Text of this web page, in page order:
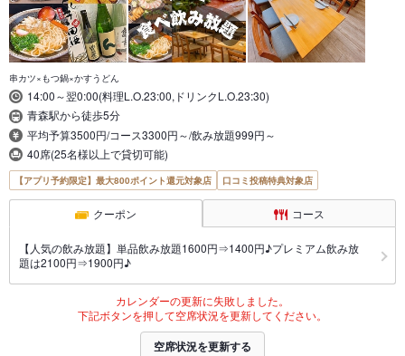
串カツ×もつ鍋×かすうどん
14:00～翌0:00(料理L.O.23:00,ドリンクL.O.23:30)
青森駅から徒歩5分
平均予算3500円/コース3300円～/飲み放題999円～
40席(25名様以上で貸切可能)
【アプリ予約限定】最大800ポイント還元対象店 口コミ投稿特典対象店
クーポン コース
【人気の飲み放題】単品飲み放題1600円⇒1400円♪プレミアム飲み放
題は2100円⇒1900円♪
カレンダーの更新に失敗しました。
下記ボタンを押して空席状況を更新してください。
空席状況を更新する